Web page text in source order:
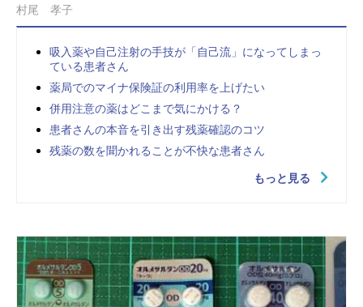
村尾 孝子
吸入薬や自己注射の手技が「自己流」になってしまっ
ている患者さん
薬局でのマイナ保険証の利用率を上げたい
併用注意の薬はどこまで気にかける？
患者さんの本音を引き出す残薬確認のコツ
残薬の数を聞かれることが不快な患者さん
もっと見る